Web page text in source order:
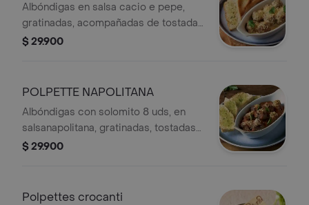
Albóndigas en salsa cacio e pepe,
gratinadas, acompañadas de tostadas
de pan en mantequilla de ajo.
$ 29.900
POLPETTE NAPOLITANA
Albóndigas con solomito 8 uds, en
salsanapolitana, gratinadas, tostadas
de panen mantequilla de ajo.
$ 29.900
Polpettes crocanti